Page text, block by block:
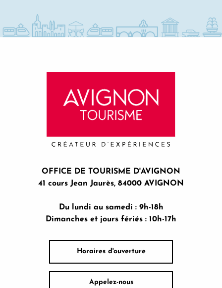
OFFICE DE TOURISME D'AVIGNON
41 cours Jean Jaurès, 84000 AVIGNON
Du lundi au samedi : 9h-18h
Dimanches et jours fériés : 10h-17h
Horaires d'ouverture
Appelez-nous